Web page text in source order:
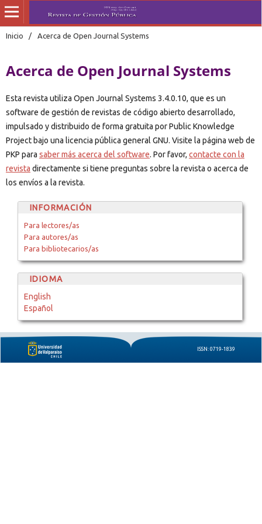
Inicio / Acerca de Open Journal Systems
Acerca de Open Journal Systems
Esta revista utiliza Open Journal Systems 3.4.0.10, que es un
software de gestión de revistas de código abierto desarrollado,
impulsado y distribuido de forma gratuita por Public Knowledge
Project bajo una licencia pública general GNU. Visite la página web de
PKP para saber más acerca del software. Por favor, contacte con la
revista directamente si tiene preguntas sobre la revista o acerca de
los envíos a la revista.
INFORMACIÓN
Para lectores/as
Para autores/as
Para bibliotecarios/as
IDIOMA
English
Español
ISSN: 0719-1839